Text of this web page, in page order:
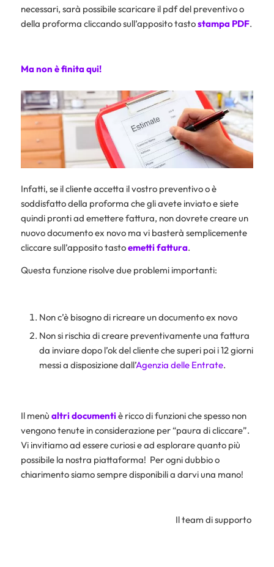
necessari, sarà possibile scaricare il pdf del preventivo o
della proforma cliccando sull’apposito tastostampa PDF.
Ma non è finita qui!
Infatti, se il cliente accetta il vostro preventivo o è
soddisfatto della proforma che gli avete inviato e siete
quindi pronti ad emettere fattura, non dovrete creare un
nuovo documento ex novo ma vi basterà semplicemente
cliccare sull’apposito tastoemetti fattura.
Questa funzione risolve due problemi importanti:
Non c’è bisogno di ricreare un documento ex novo
Non si rischia di creare preventivamente una fattura
da inviare dopo l’ok del cliente che superi poi i 12 giorni
messi a disposizione dall’Agenzia delle Entrate.
Il menù altri documentiè ricco di funzioni che spesso non
vengono tenute in considerazione per “paura di cliccare”.
Vi invitiamo ad essere curiosi e ad esplorare quanto più
possibile la nostra piattaforma! Per ogni dubbio o
chiarimento siamo sempre disponibili a darvi una mano!
Il team di supporto